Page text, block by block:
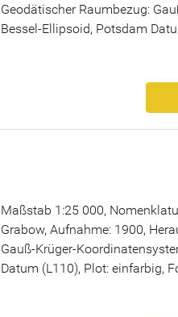
Geodätischer Raumbezug:
Bessel-Ellipsoid, Potsdam
Maßstab 1:25 000,
Grabow, Aufnahme: 1900,
Gauß-Krüger-
Datum (L110), Plot: einfarbig,